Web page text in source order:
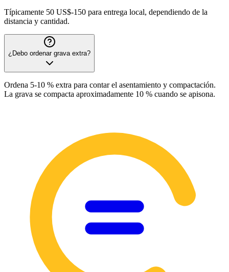
Típicamente 50 US$-150 para entrega local, dependiendo de la
distancia y cantidad.
¿Debo ordenar grava extra?
Ordena 5-10 % extra para contar el asentamiento y compactación.
La grava se compacta aproximadamente 10 % cuando se apisona.